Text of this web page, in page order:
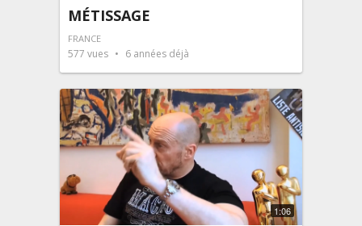
MÉTISSAGE
FRANCE
577 vues 6 années déjà
1:06